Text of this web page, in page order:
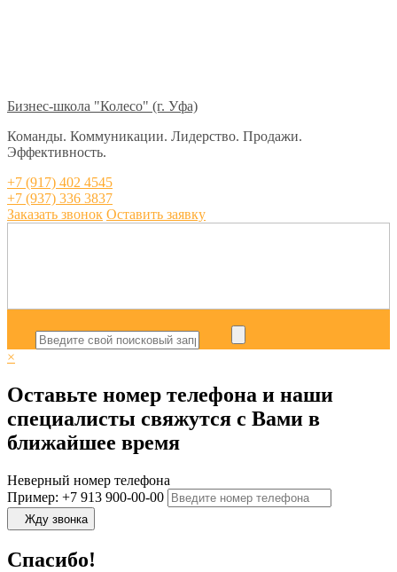
Бизнес-школа "Колесо" (г. Уфа)
Команды. Коммуникации. Лидерство. Продажи.
Эффективность.
+7 (917) 402 4545
+7 (937) 336 3837
Заказать звонок Оставить заявку
×
Оставьте номер телефона и наши
специалисты свяжутся с Вами в
ближайшее время
Неверный номер телефона
Пример: +7 913 900-00-00
Жду звонка
Спасибо!